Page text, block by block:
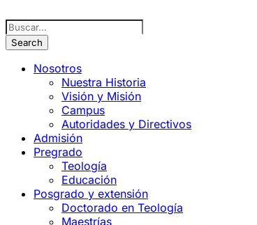
Nosotros
Nuestra Historia
Visión y Misión
Campus
Autoridades y Directivos
Admisión
Pregrado
Teología
Educación
Posgrado y extensión
Doctorado en Teología
Maestrías